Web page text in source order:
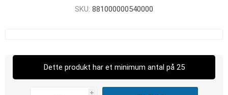
SKU: 881000000540000
Dette produkt har et minimum antal på 25
i